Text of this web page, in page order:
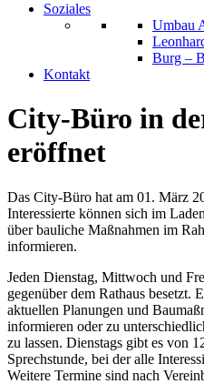
Soziales
Umbau
Burg –
Kontakt
City-Büro in
eröffnet
Das City-Büro hat am 01. März
Interessierte können sich im
über bauliche Maßnahmen im
informieren.
Jeden Dienstag, Mittwoch und
gegenüber dem Rathaus besetzt.
aktuellen Planungen und
informieren oder zu
zu lassen. Dienstags gibt es von
Sprechstunde, bei der alle
Weitere Termine sind nach